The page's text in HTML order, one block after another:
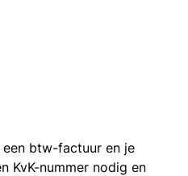
een btw-factuur en je
KvK-nummer nodig en